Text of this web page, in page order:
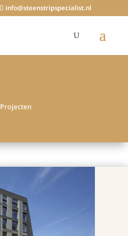
info@steenstripspecialist.nl
Projecten